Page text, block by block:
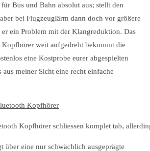
Bus und Bahn absolut aus; stellt den
bei Flugzeuglärm dann doch vor größere
er ein Problem mit der Klangreduktion. Das
Kopfhörer weit aufgedreht bekommt die
eine Kostprobe eurer abgespielten
meiner Sicht eine recht einfache
Kopfhörer schliessen komplet tab,
über eine nur schwächlich ausgeprägte